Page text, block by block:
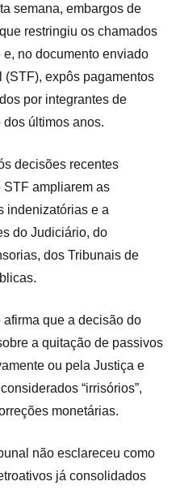
semana, embargos de
restringiu os chamados
e, no documento enviado
expôs pagamentos
por integrantes de
últimos anos.
decisões recentes
ampliarem as
indenizatórias e a
do Judiciário, do
dos Tribunais de
que a decisão do
a quitação de passivos
ou pela Justiça e
“irrisórios”,
monetárias.
não esclareceu como
já consolidados